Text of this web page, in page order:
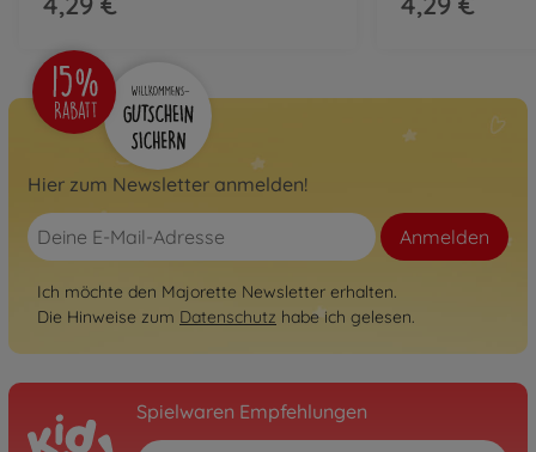
Hier zum Newsletter anmelden!
Anmelden
Ich möchte den Majorette Newsletter erhalten.
Die Hinweise zum Datenschutz habe ich gelesen.
Spielwaren Empfehlungen